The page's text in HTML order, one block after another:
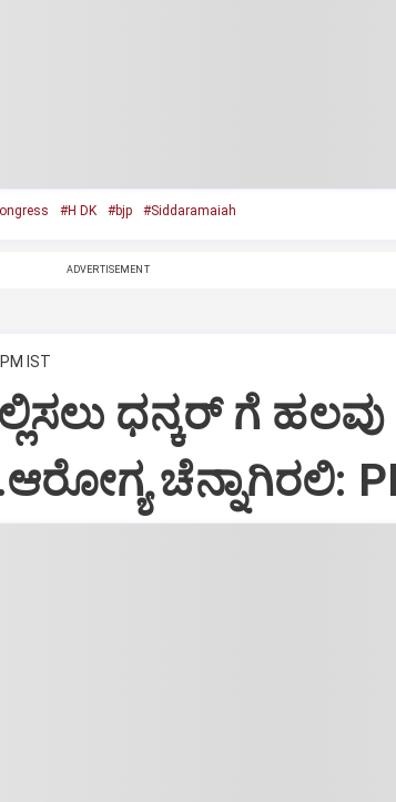
#H DK #bjp #Siddaramaiah
ADVERTISEMENT
IST
ಧನ್ಕರ್‌ ಗೆ ಹಲವು
ಚೆನ್ನಾಗಿರಲಿ: